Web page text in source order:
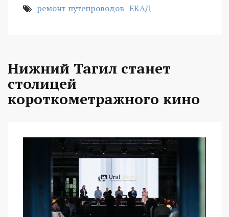
ремонт путепроводов ЕКАД
Нижний Тагил станет
столицей
короткометражного кино